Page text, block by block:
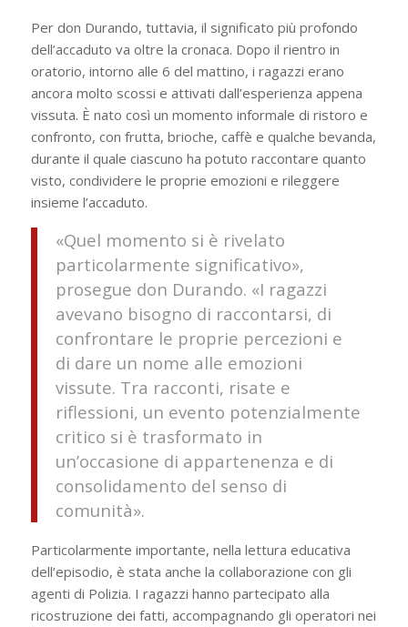
Per don Durando, tuttavia, il significato più profondo
dell’accaduto va oltre la cronaca. Dopo il rientro in
oratorio, intorno alle 6 del mattino, i ragazzi erano
ancora molto scossi e attivati dall’esperienza appena
vissuta. È nato così un momento informale di ristoro e
confronto, con frutta, brioche, caffè e qualche bevanda,
durante il quale ciascuno ha potuto raccontare quanto
visto, condividere le proprie emozioni e rileggere
insieme l’accaduto.
«Quel momento si è rivelato
particolarmente significativo»,
prosegue don Durando. «I ragazzi
avevano bisogno di raccontarsi, di
confrontare le proprie percezioni e
di dare un nome alle emozioni
vissute. Tra racconti, risate e
riflessioni, un evento potenzialmente
critico si è trasformato in
un’occasione di appartenenza e di
consolidamento del senso di
comunità».
Particolarmente importante, nella lettura educativa
dell’episodio, è stata anche la collaborazione con gli
agenti di Polizia. I ragazzi hanno partecipato alla
ricostruzione dei fatti, accompagnando gli operatori nei